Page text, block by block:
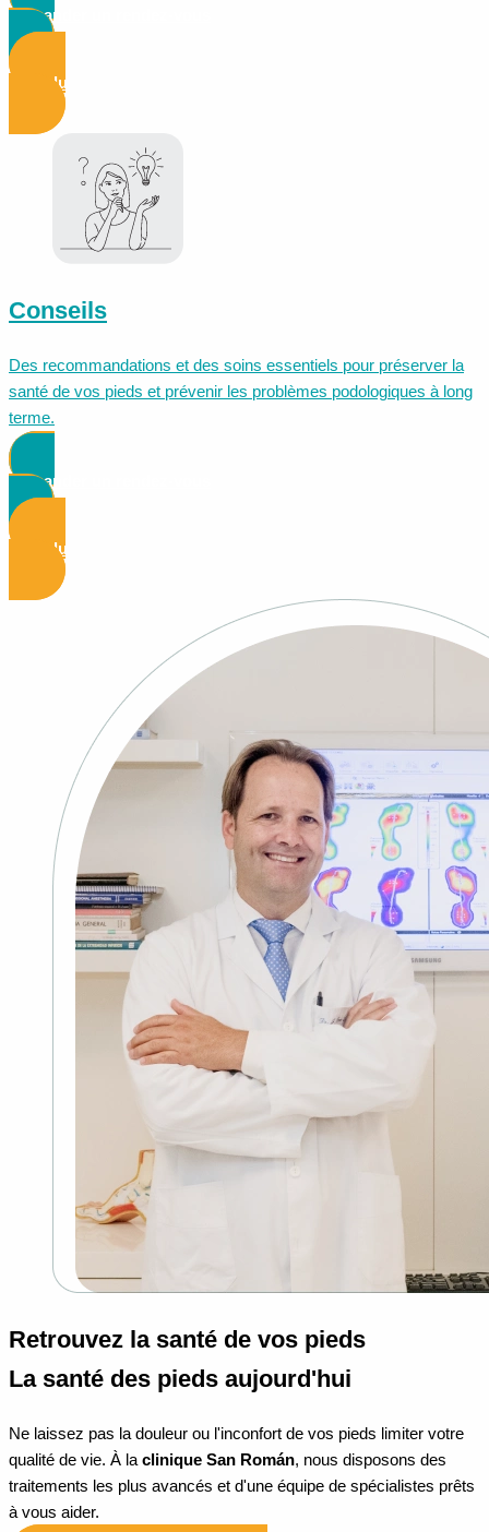
Demander un rendez-vous
Voir plus d'informations
Conseils
Des recommandations et des soins essentiels pour préserver la
santé de vos pieds et prévenir les problèmes podologiques à long
terme.
Demander un rendez-vous
Voir plus d'informations
Retrouvez la santé de vos pieds
La santé des pieds aujourd'hui
Ne laissez pas la douleur ou l'inconfort de vos pieds limiter votre
qualité de vie. À la clinique San Román, nous disposons des
traitements les plus avancés et d'une équipe de spécialistes prêts
à vous aider.